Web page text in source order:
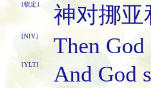
[钦定] 神对挪亚
[NIV] Then
[YLT]
And God